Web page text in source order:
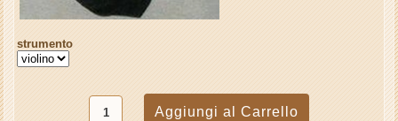
strumento